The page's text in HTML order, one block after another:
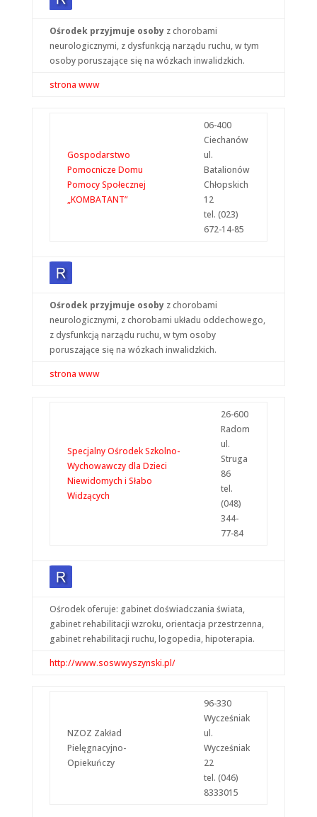
Ośrodek przyjmuje osobyz chorobami
neurologicznymi, z dysfunkcją narządu ruchu, w tym
osoby poruszające się na wózkach inwalidzkich.
strona www
Gospodarstwo
Pomocnicze Domu
Pomocy Społecznej
„KOMBATANT”
06-400
Ciechanów
ul.
Batalionów
Chłopskich
12
tel. (023)
672-14-85
Ośrodek przyjmuje osobyz chorobami
neurologicznymi, z chorobami układu oddechowego,
z dysfunkcją narządu ruchu, w tym osoby
poruszające się na wózkach inwalidzkich.
strona www
Specjalny Ośrodek Szkolno-
Wychowawczy dla Dzieci
Niewidomych i Słabo
Widzących
26-600
Radom
ul.
Struga
86
tel.
(048)
344-
77-84
Ośrodek oferuje: gabinet doświadczania świata,
gabinet rehabilitacji wzroku, orientacja przestrzenna,
gabinet rehabilitacji ruchu, logopedia, hipoterapia.
http://www.soswwyszynski.pl/
NZOZ Zakład
Pielęgnacyjno-
Opiekuńczy
96-330
Wycześniak
ul.
Wycześniak
22
tel. (046)
8333015